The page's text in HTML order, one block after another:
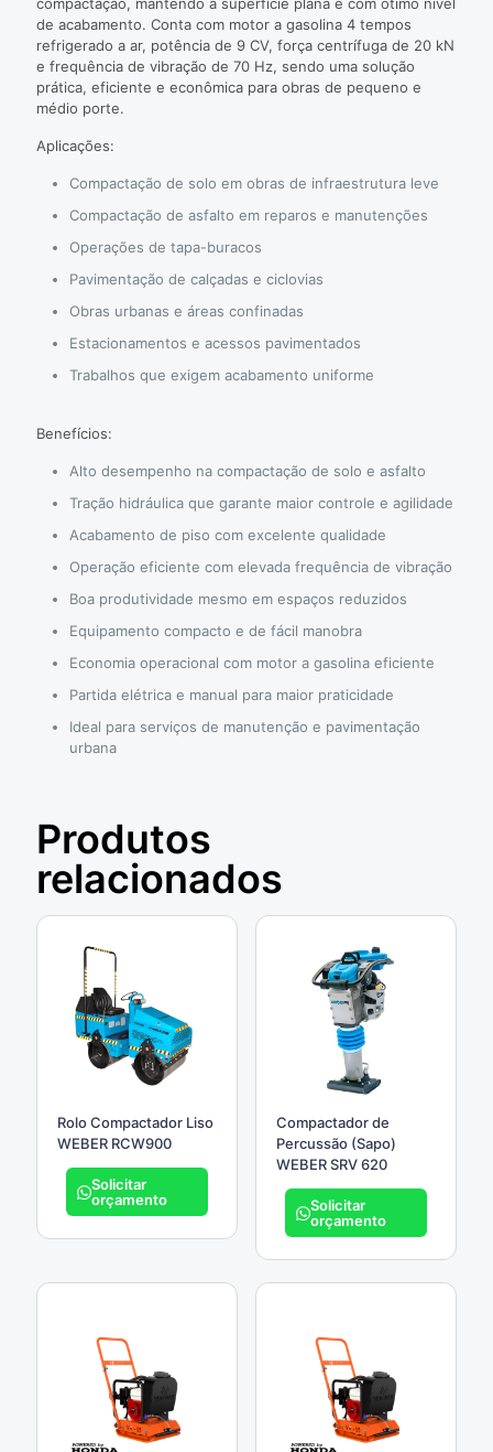
de acabamento. Conta com motor a gasolina 4 tempos
refrigerado a ar, potência de 9 CV, força centrífuga de 20 kN
e frequência de vibração de 70 Hz, sendo uma solução
prática, eficiente e econômica para obras de pequeno e
médio porte.
Aplicações:
Compactação de solo em obras de infraestrutura leve
Compactação de asfalto em reparos e manutenções
Operações de tapa-buracos
Pavimentação de calçadas e ciclovias
Obras urbanas e áreas confinadas
Estacionamentos e acessos pavimentados
Trabalhos que exigem acabamento uniforme
Benefícios:
Alto desempenho na compactação de solo e asfalto
Tração hidráulica que garante maior controle e agilidade
Acabamento de piso com excelente qualidade
Operação eficiente com elevada frequência de vibração
Boa produtividade mesmo em espaços reduzidos
Equipamento compacto e de fácil manobra
Economia operacional com motor a gasolina eficiente
Partida elétrica e manual para maior praticidade
Ideal para serviços de manutenção e pavimentação
urbana
Produtos
relacionados
Rolo Compactador Liso
WEBER RCW900
Solicitar
orçamento
Compactador de
Percussão (Sapo)
WEBER SRV 620
Solicitar
orçamento